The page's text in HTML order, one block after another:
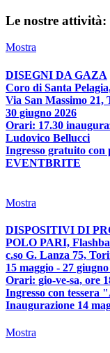
Le nostre
Mostra
DISEGNI DA GAZA
Coro di Santa
Via San Massimo 21,
30 giugno 2026
Orari: 17.30
Ludovico Bellucci
Ingresso gratuito con
EVENTBRITE
Mostra
DISPOSITIVI DI
POLO PARI,
c.so G. Lanza 75,
15 maggio - 27
Orari: gio-ve-sa, ore
Ingresso con tessera
Inaugurazione 14
Mostra